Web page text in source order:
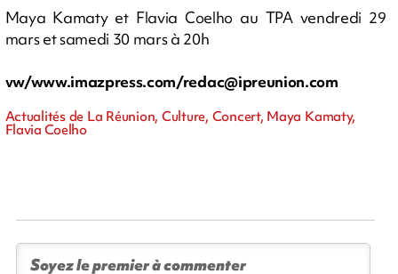
Maya Kamaty et Flavia Coelho au TPA vendredi 29
mars et samedi 30 mars à 20h
vw/www.imazpress.com/redac@ipreunion.com
Actualités de La Réunion, Culture, Concert, Maya Kamaty,
Flavia Coelho